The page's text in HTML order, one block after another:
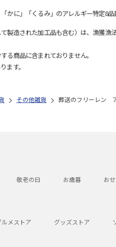
に」「くるみ」のアレルギー特定8品
造された加工品も含む）は、漁獲漁
る商品に含まれておりません。
ます。
その他雑貨 葬送のフリーレン
敬老の日 お歳暮 お
メストア グッズストア